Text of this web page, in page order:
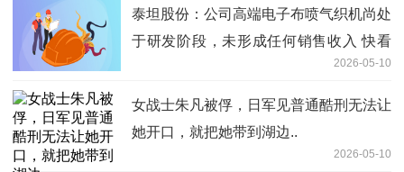
泰坦股份：公司高端电子布喷气织机尚处
于研发阶段，未形成任何销售收入 快看
2026-05-10
女战士朱凡被俘，日军见普通酷刑无法让
她开口，就把她带到湖边..
2026-05-10